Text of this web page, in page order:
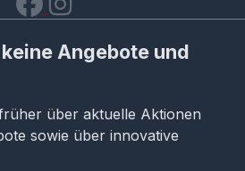
Angebote und
über aktuelle Aktionen
sowie über innovative